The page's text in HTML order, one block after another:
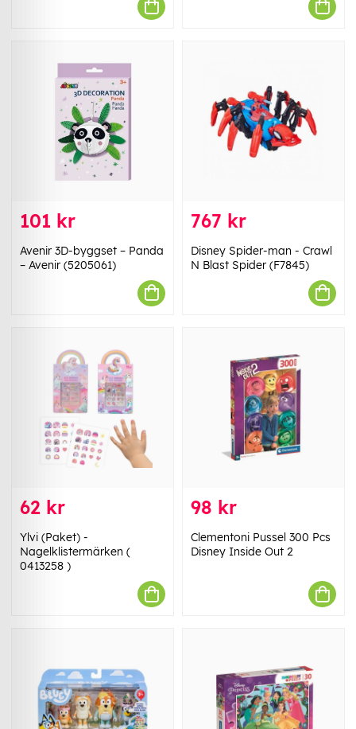
101 kr
Avenir 3D-byggset – Panda
– Avenir (5205061)
767 kr
Disney Spider-man - Crawl
N Blast Spider (F7845)
62 kr
Ylvi (Paket) -
Nagelklistermärken (
0413258 )
98 kr
Clementoni Pussel 300 Pcs
Disney Inside Out 2